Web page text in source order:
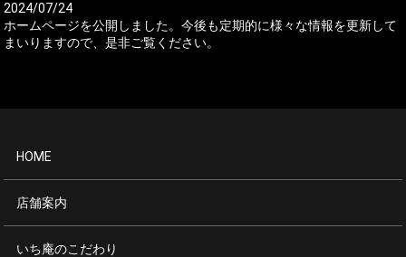
2024/07/24
ホームページを公開しました。今後も定期的に様々な情報を更新して
まいりますので、是非ご覧ください。
HOME
店舗案内
いち庵のこだわり